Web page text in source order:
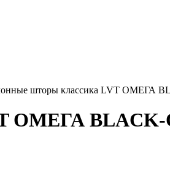
шторы классика LVT ОМЕГА
ОМЕГА BLACK-